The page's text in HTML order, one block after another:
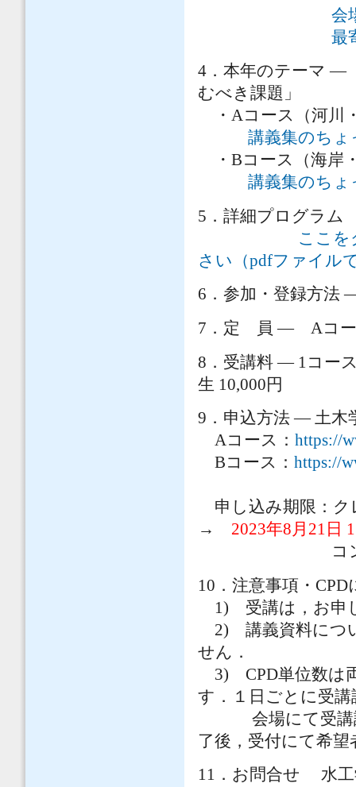
会
最
4．本年のテーマ ―
むべき課題」
・Aコース（河川
講義集のち
・Bコース（海岸
講義集のち
5．詳細プログラム
ここを
さい（pdfファイル
6．参加・登録方法
7．定 員 ― Aコー
8．受講料 ― 1コー
生 10,000円
9．申込方法 ― 土木
Aコース： https://
Bコース： https://
申し込み期限：ク
→ 2023年8月21日
コンビニ払
10．注意事項・
1) 受講は，お申
2) 講義資料につ
せん．
3) CPD単位数は
す．１日ごとに受
会場にて受講証
了後，受付にて希
11．お問合せ 水